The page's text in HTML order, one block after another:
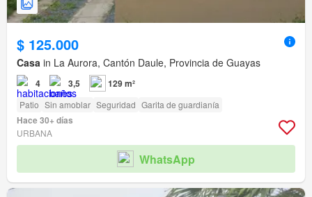
$ 125.000
Casa in La Aurora, Cantón Daule, Provincia de Guayas
4 3,5 129 m²
Patio Sin amoblar Seguridad Garita de guardianía
Hace 30+ días
URBANA
WhatsApp